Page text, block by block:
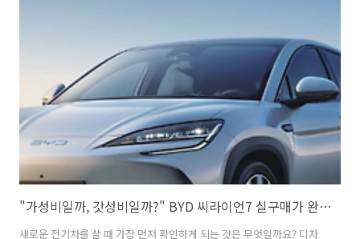
을 제대로 합니다. 동급 차량 중 유일하게 천연 가죽 시트가 들어갔거든
요. 직접 앉아보면 확실히 인조 가죽과는 결이 다른 포근함이 느껴집니
다.여기에 ..
"가성비일까, 갓성비일까?" BYD 씨라이언7 실구매가 완벽 분석
새로운 전기차를 살 때 가장 먼저 확인하게 되는 것은 무엇일까요? 디자